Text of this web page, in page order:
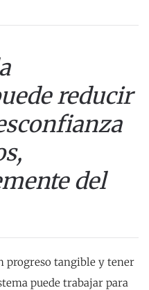
reducir
del
progreso tangible y tener
puede trabajar para